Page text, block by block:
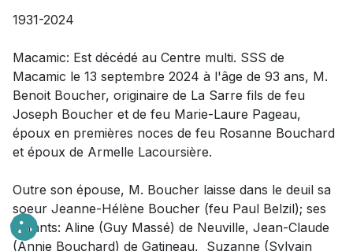
1931-2024
Macamic: Est décédé au Centre multi. SSS de
Macamic le 13 septembre 2024 à l'âge de 93 ans, M.
Benoit Boucher, originaire de La Sarre fils de feu
Joseph Boucher et de feu Marie-Laure Pageau,
époux en premières noces de feu Rosanne Bouchard
et époux de Armelle Lacoursière.
Outre son épouse, M. Boucher laisse dans le deuil sa
soeur Jeanne-Hélène Boucher (feu Paul Belzil); ses
enfants: Aline (Guy Massé) de Neuville, Jean-Claude
(Annie Bouchard) de Gatineau, Suzanne (Sylvain